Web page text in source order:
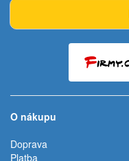
O nákupu
Doprava
Platba